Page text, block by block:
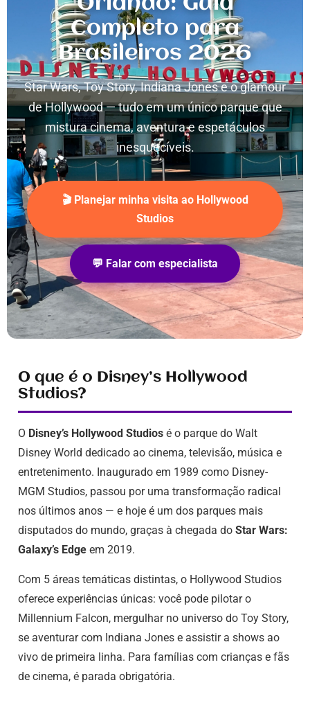
Completo para
Brasileiros 2026
Star Wars, Toy Story, Indiana Jones e o glamour
de Hollywood — tudo em um único parque que
mistura cinema, aventura e espetáculos
inesquecíveis.
🎬 Planejar minha visita ao Hollywood
Studios
💬 Falar com especialista
O que é o Disney’s Hollywood
Studios?
O Disney’s Hollywood Studios é o parque do Walt
Disney World dedicado ao cinema, televisão, música e
entretenimento. Inaugurado em 1989 como Disney-
MGM Studios, passou por uma transformação radical
nos últimos anos — e hoje é um dos parques mais
disputados do mundo, graças à chegada do Star Wars:
Galaxy’s Edge em 2019.
Com 5 áreas temáticas distintas, o Hollywood Studios
oferece experiências únicas: você pode pilotar o
Millennium Falcon, mergulhar no universo do Toy Story,
se aventurar com Indiana Jones e assistir a shows ao
vivo de primeira linha. Para famílias com crianças e fãs
de cinema, é parada obrigatória.